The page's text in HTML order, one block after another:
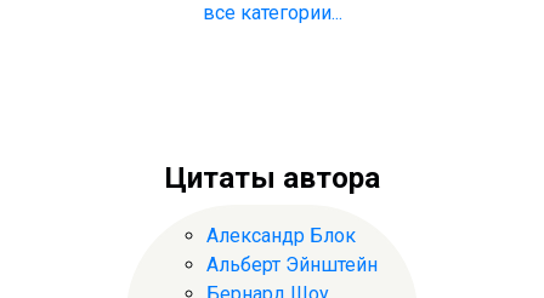
все категории...
Цитаты автора
Александр Блок
Альберт Эйнштейн
Бернард Шоу